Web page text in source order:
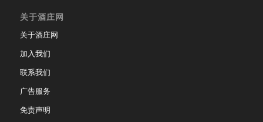
关于酒庄网
关于酒庄网
加入我们
联系我们
广告服务
免责声明